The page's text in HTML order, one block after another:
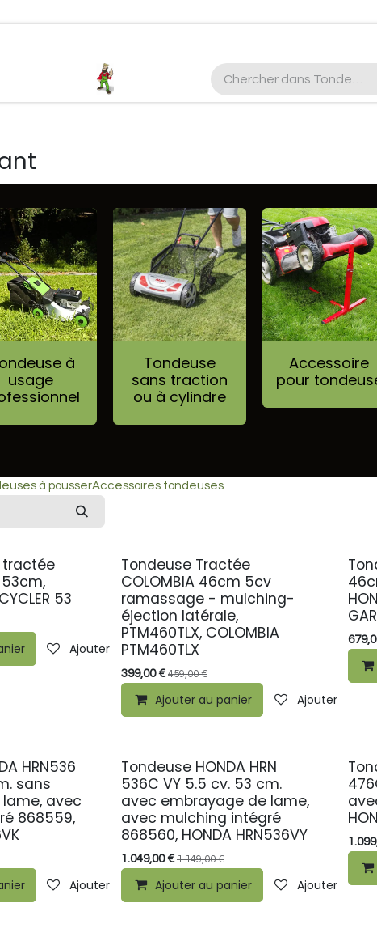
Plus d'infos Kubota 38cv EGO Kubota foire de
à
usage
Tondeuse
sans traction
ou à cylindre
Accessoire
pour
à pousserAccessoires tondeuses
tractée
53
Ajouter à la liste de souhaits
PROMO
Tondeuse Tractée
COLOMBIA 46cm 5cv
ramassage - mulching-
éjection latérale,
PTM460TLX, COLOMBIA
PTM460TLX
399,00€ 459,00€
Ajouter au panier Ajouter à la
HRN536
sans
avec
868559,
Ajouter à la liste de souhaits
Tondeuse HONDA HRN
536C VY 5.5 cv. 53 cm.
avec embrayage de lame,
avec mulching intégré
868560, HONDA HRN536VY
1.049,00€ 1.149,00€
Ajouter au panier Ajouter à la